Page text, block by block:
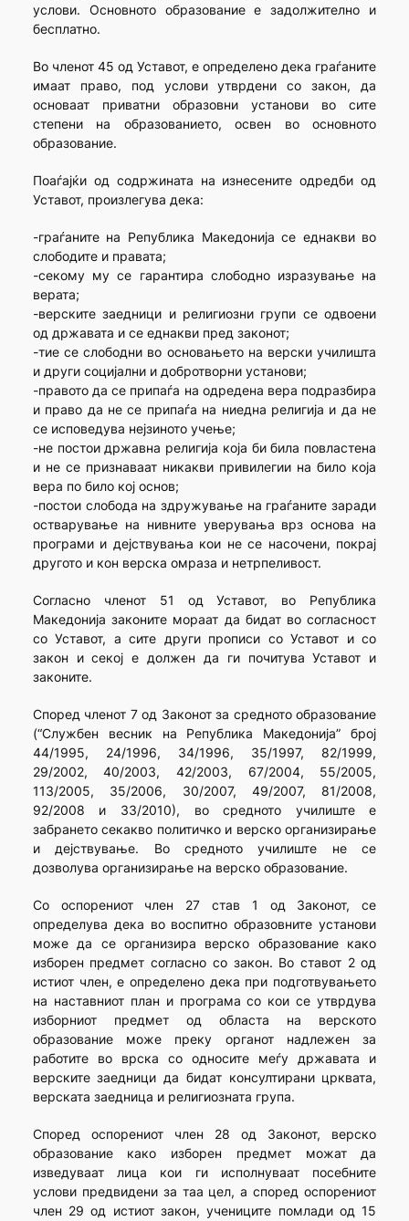
услови. Основното образование е задолжително и
бесплатно.
Во членот 45 од Уставот, е определено дека граѓаните
имаат право, под услови утврдени со закон, да
основаат приватни образовни установи во сите
степени на образованието, освен во основното
образование.
Поаѓајќи од содржината на изнесените одредби од
Уставот, произлегува дека:
-граѓаните на Република Македонија се еднакви во
слободите и правата;
-секому му се гарантира слободно изразување на
верата;
-верските заедници и религиозни групи се одвоени
од државата и се еднакви пред законот;
-тие се слободни во основањето на верски училишта
и други социјални и добротворни установи;
-правото да се припаѓа на одредена вера подразбира
и право да не се припаѓа на ниедна религија и да не
се исповедува нејзиното учење;
-не постои државна религија која би била повластена
и не се признаваат никакви привилегии на било која
вера по било кој основ;
-постои слобода на здружување на граѓаните заради
остварување на нивните уверувања врз основа на
програми и дејствувања кои не се насочени, покрај
другото и кон верска омраза и нетрпеливост.
Согласно членот 51 од Уставот, во Република
Македонија законите мораат да бидат во согласност
со Уставот, а сите други прописи со Уставот и со
закон и секој е должен да ги почитува Уставот и
законите.
Според членот 7 од Законот за средното образование
(“Службен весник на Република Македонија” број
44/1995, 24/1996, 34/1996, 35/1997, 82/1999,
29/2002, 40/2003, 42/2003, 67/2004, 55/2005,
113/2005, 35/2006, 30/2007, 49/2007, 81/2008,
92/2008 и 33/2010), во средното училиште е
забрането секакво политичко и верско организирање
и дејствување. Во средното училиште не се
дозволува организирање на верско образование.
Со оспорениот член 27 став 1 од Законот, се
определува дека во воспитно образовните установи
може да се организира верско образование како
изборен предмет согласно со закон. Во ставот 2 од
истиот член, е определено дека при подготвувањето
на наставниот план и програма со кои се утврдува
изборниот предмет од областа на верското
образование може преку органот надлежен за
работите во врска со односите меѓу државата и
верските заедници да бидат консултирани црквата,
верската заедница и религиозната група.
Според оспорениот член 28 од Законот, верско
образование како изборен предмет можат да
изведуваат лица кои ги исполнуваат посебните
услови предвидени за таа цел, а според оспорениот
член 29 од истиот закон, учениците помлади од 15